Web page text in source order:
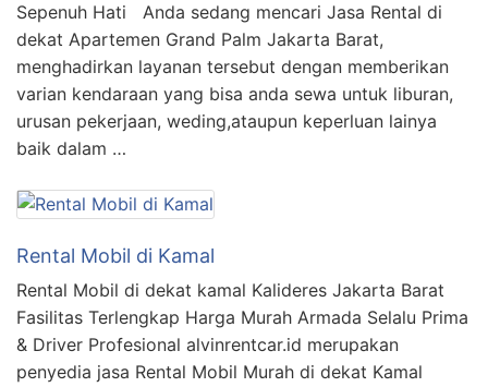
Sepenuh Hati Anda sedang mencari Jasa Rental di
dekat Apartemen Grand Palm Jakarta Barat,
menghadirkan layanan tersebut dengan memberikan
varian kendaraan yang bisa anda sewa untuk liburan,
urusan pekerjaan, weding,ataupun keperluan lainya
baik dalam …
Rental Mobil di Kamal
Rental Mobil di dekat kamal Kalideres Jakarta Barat
Fasilitas Terlengkap Harga Murah Armada Selalu Prima
& Driver Profesional alvinrentcar.id merupakan
penyedia jasa Rental Mobil Murah di dekat Kamal